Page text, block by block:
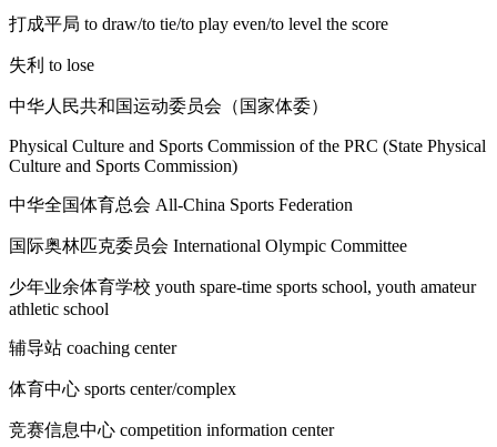
打成平局 to draw/to tie/to play even/to level the score
失利 to lose
中华人民共和国运动委员会（国家体委）
Physical Culture and Sports Commission of the PRC (State Physical
Culture and Sports Commission)
中华全国体育总会 All-China Sports Federation
国际奥林匹克委员会 International Olympic Committee
少年业余体育学校 youth spare-time sports school, youth amateur
athletic school
辅导站 coaching center
体育中心 sports center/complex
竞赛信息中心 competition information center